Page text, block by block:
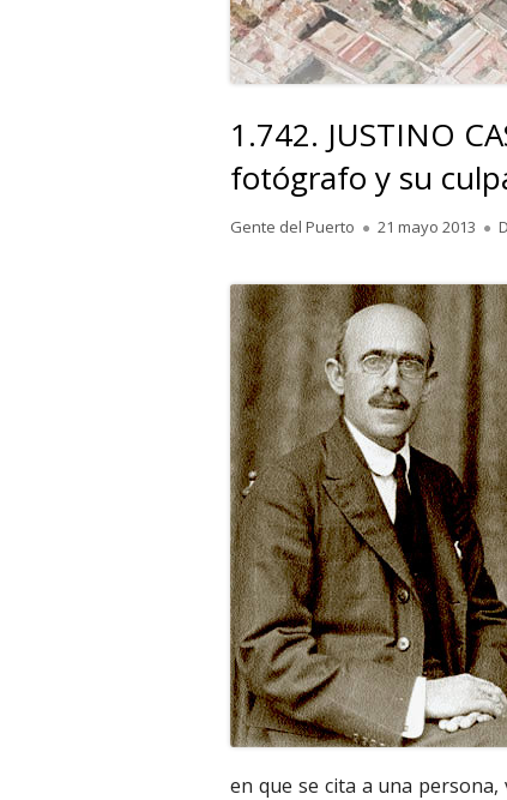
1.742. JUSTINO
fotógrafo y su
Autor
Gente del Puerto
Publicado
21 mayo 2013
en que se cita a una